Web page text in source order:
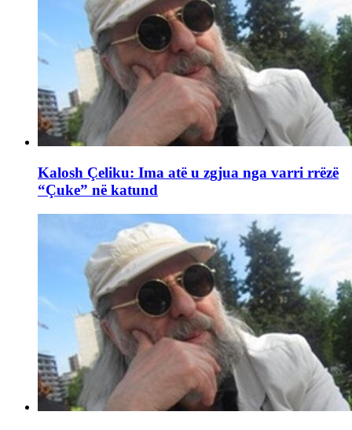
Kalosh Çeliku: Ima atë u zgjua nga varri rrëzë
“Çuke” në katund